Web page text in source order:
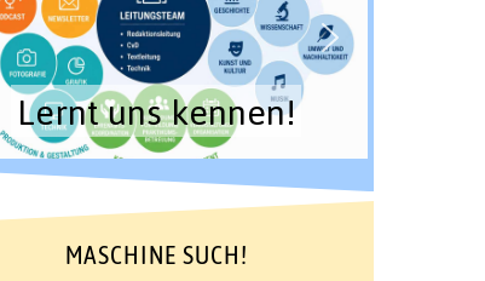
Lernt uns kennen!
MASCHINE SUCH!